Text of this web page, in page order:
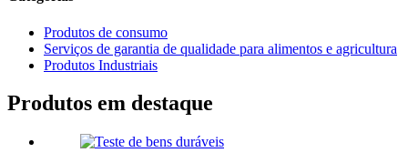
Produtos de consumo
Serviços de garantia de qualidade para alimentos e agricultura
Produtos Industriais
Produtos em destaque